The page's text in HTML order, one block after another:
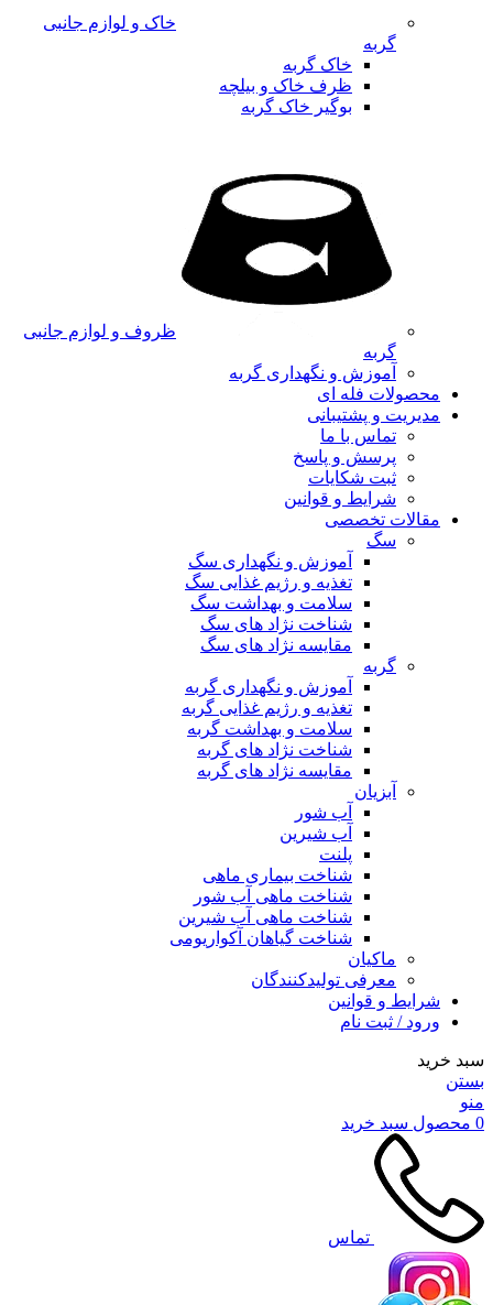
خاک و لوازم جانبی
گربه
خاک گربه
ظرف خاک و بیلچه
بوگیر خاک گربه
ظروف و لوازم جانبی
گربه
آموزش و نگهداری گربه
محصولات فله ای
مدیریت و پشتیبانی
تماس با ما
پرسش و پاسخ
ثبت شکایات
شرایط و قوانین
مقالات تخصصی
سگ
آموزش و نگهداری سگ
تغذیه و رژیم غذایی سگ
سلامت و بهداشت سگ
شناخت نژاد های سگ
مقایسه نژاد های سگ
گربه
آموزش و نگهداری گربه
تغذیه و رژیم غذایی گربه
سلامت و بهداشت گربه
شناخت نژاد های گربه
مقایسه نژاد های گربه
آبزیان
آب شور
آب شیرین
پلنت
شناخت بیماری ماهی
شناخت ماهی آب شور
شناخت ماهی آب شیرین
شناخت گیاهان آکواریومی
ماکیان
معرفی تولیدکنندگان
شرایط و قوانین
ورود / ثبت نام
سبد خرید
بستن
منو
0 محصول سبد خرید
تماس